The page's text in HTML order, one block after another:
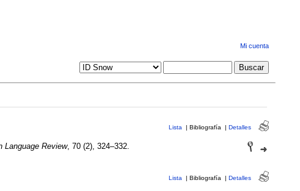
Mi cuenta
Lista | Bibliografía | Detalles
Language Review, 70 (2), 324–332.
Lista | Bibliografía | Detalles